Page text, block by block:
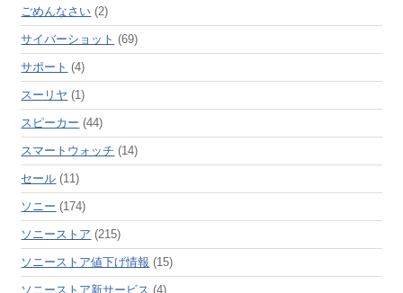
ごめんなさい (2)
サイバーショット (69)
サポート (4)
スーリヤ (1)
スピーカー (44)
スマートウォッチ (14)
セール (11)
ソニー (174)
ソニーストア (215)
ソニーストア値下げ情報 (15)
ソニーストア新サービス (4)